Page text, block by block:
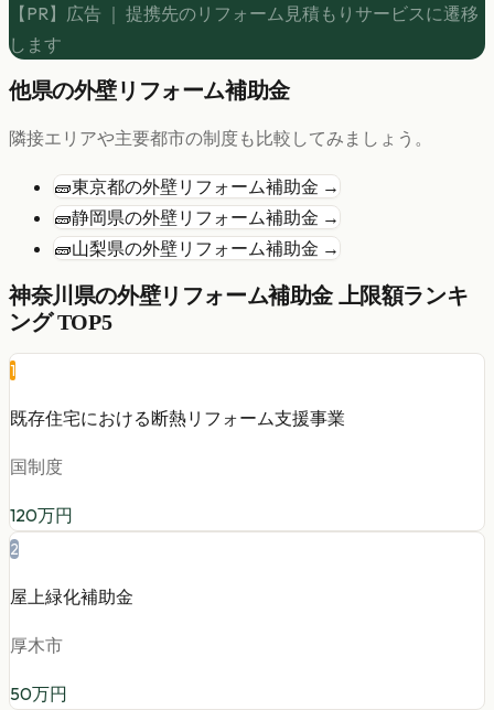
【PR】広告 ｜ 提携先のリフォーム見積もりサービスに遷移
します
他県の外壁リフォーム補助金
隣接エリアや主要都市の制度も比較してみましょう。
🧱東京都の外壁リフォーム補助金 →
🧱静岡県の外壁リフォーム補助金 →
🧱山梨県の外壁リフォーム補助金 →
神奈川県の外壁リフォーム補助金 上限額ランキ
ング TOP5
1
既存住宅における断熱リフォーム支援事業
国制度
120万円
2
屋上緑化補助金
厚木市
50万円